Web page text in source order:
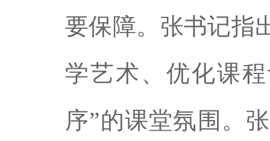
要保障。张书记指
学艺术、优化课
序”的课堂氛围。